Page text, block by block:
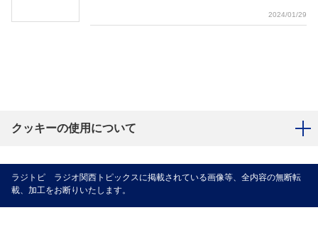
2024/01/29
クッキーの使用について
ラジトピ ラジオ関西トピックスに掲載されている画像等、全内容の無断転
載、加工をお断りいたします。